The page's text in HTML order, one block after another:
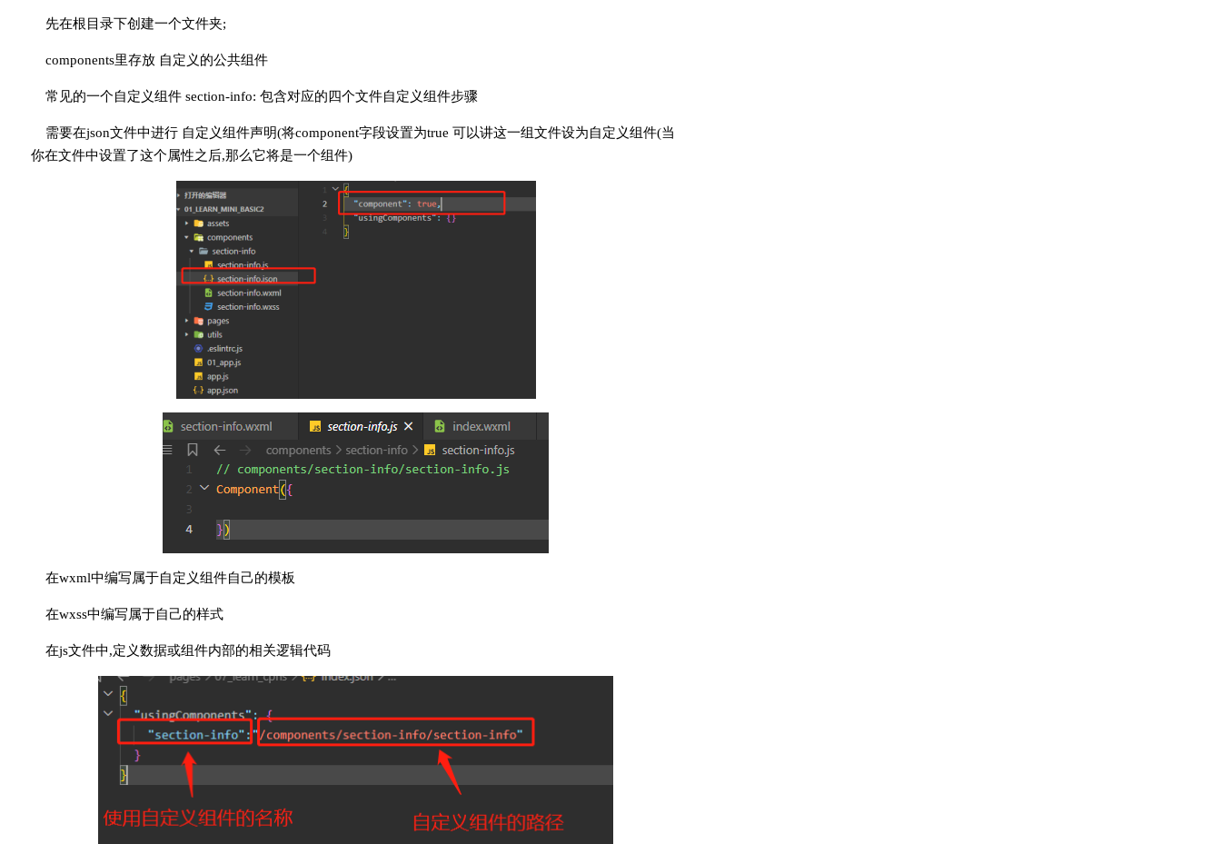
先在根目录下创建一个文件夹;
components里存放 自定义的公共组件
常见的一个自定义组件 section-info: 包含对应的四个文件自定义组件步骤
需要在json文件中进行 自定义组件声明(将component字段设置为true 可以讲这一组文件设为自定义组件(当
你在文件中设置了这个属性之后,那么它将是一个组件)
在wxml中编写属于自定义组件自己的模板
在wxss中编写属于自己的样式
在js文件中,定义数据或组件内部的相关逻辑代码